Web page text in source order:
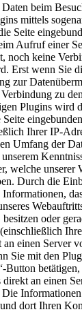
beim
mittels
Seite
Aufruf einer
noch keine
Erst wenn Sie
zur
zu
Plugins wird
Ihrer IP-
Umfang der
welche unserer
Durch die
oder
einen Server
Sie mit den
direkt an einen
dort Ihren